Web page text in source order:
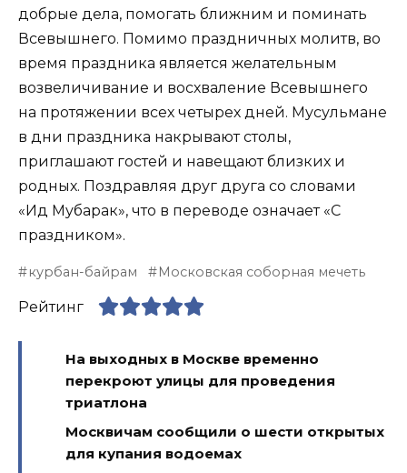
добрые дела, помогать ближним и поминать
Всевышнего. Помимо праздничных молитв, во
время праздника является желательным
возвеличивание и восхваление Всевышнего
на протяжении всех четырех дней. Мусульмане
в дни праздника накрывают столы,
приглашают гостей и навещают близких и
родных. Поздравляя друг друга со словами
«Ид Мубарак», что в переводе означает «С
праздником».
курбан-байрам Московская соборная мечеть
Рейтинг
На выходных в Москве временно
перекроют улицы для проведения
триатлона
Москвичам сообщили о шести открытых
для купания водоемах